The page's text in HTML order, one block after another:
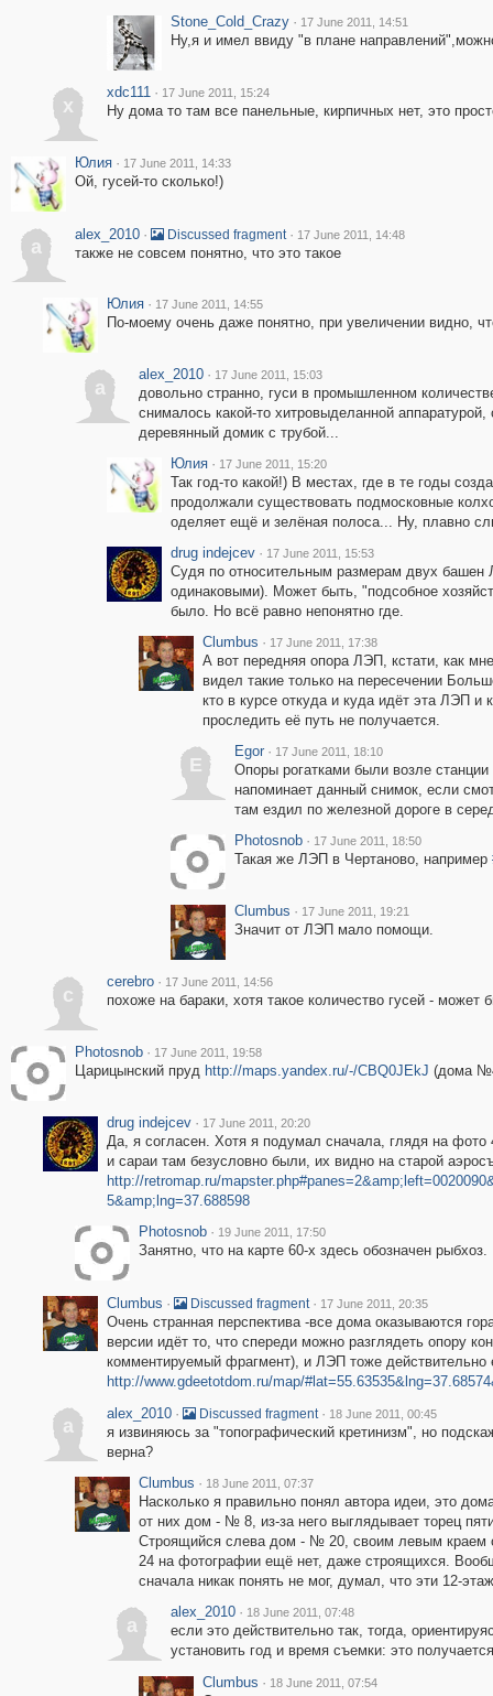
Stone_Cold_Crazy · 17 June 2011, 14:51
Ну,я и имел ввиду "в плане
x
xdc111 · 17 June 2011, 15:24
Ну дома то там все панельные, кирпичных нет, это
Юлия · 17 June 2011, 14:33
Ой, гусей-то сколько!)
a
alex_2010 · Discussed fragment · 17 June 2011, 14:48
также не совсем понятно, что это такое
Юлия · 17 June 2011, 14:55
По-моему очень даже понятно, при увеличении видно,
a
alex_2010 · 17 June 2011, 15:03
довольно странно, гуси в промышленном
снималось какой-то хитровыделанной
деревянный домик с трубой...
Юлия · 17 June 2011, 15:20
Так год-то какой!) В местах, где в те годы
продолжали существовать подмосковные
оделяет ещё и зелёная полоса... Ну, плавно
drug indejcev · 17 June 2011, 15:53
Судя по относительным размерам двух башен
одинаковыми). Может быть, "подсобное
было. Но всё равно непонятно где.
Clumbus · 17 June 2011, 17:38
А вот передняя опора ЛЭП, кстати, как
видел такие только на пересечении
кто в курсе откуда и куда идёт эта ЛЭП и
проследить её путь не получается.
E
Egor · 17 June 2011, 18:10
Опоры рогатками были возле
напоминает данный снимок, если
там ездил по железной дороге в
Photosnob · 17 June 2011, 18:50
Такая же ЛЭП в Чертаново, например
Clumbus · 17 June 2011, 19:21
Значит от ЛЭП мало помощи.
c
cerebro · 17 June 2011, 14:56
похоже на бараки, хотя такое количество гусей - может
Photosnob · 17 June 2011, 19:58
Царицынский пруд http://maps.yandex.ru/-/CBQ0JEkJ (дома
drug indejcev · 17 June 2011, 20:20
Да, я согласен. Хотя я подумал сначала, глядя на
и сараи там безусловно были, их видно на старой
http://retromap.ru/
5&amp;lng=37.688598
Photosnob · 19 June 2011, 17:50
Занятно, что на карте 60-х здесь обозначен
Clumbus · Discussed fragment · 17 June 2011, 20:35
Очень странная перспектива -все дома оказываются
версии идёт то, что спереди можно разглядеть опору
комментируемый фрагмент), и ЛЭП тоже
http://www.gdeetotdom.ru/map/
a
alex_2010 · Discussed fragment · 18 June 2011, 00:45
я извиняюсь за "топографический кретинизм", но
верна?
Clumbus · 18 June 2011, 07:37
Насколько я правильно понял автора идеи, это
от них дом - № 8, из-за него выглядывает торец
Cтроящийся слева дом - № 20, своим левым
24 на фотографии ещё нет, даже строящихся.
сначала никак понять не мог, думал, что эти 12-
a
alex_2010 · 18 June 2011, 07:48
если это действительно так, тогда,
установить год и время съемки: это
Clumbus · 18 June 2011, 07:54